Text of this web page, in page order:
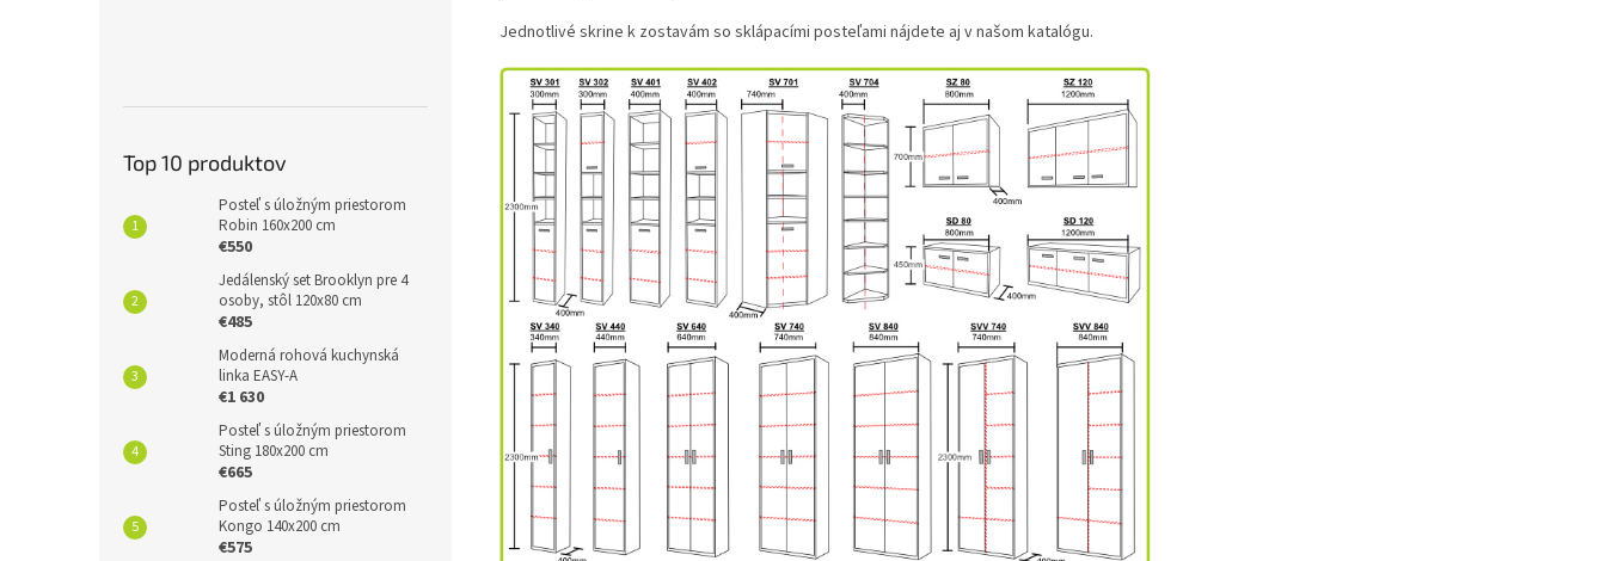
Top 10 produktov
Posteľ s úložným priestorom
Robin 160x200 cm
€550
Jedálenský set Brooklyn pre 4
osoby, stôl 120x80 cm
€485
Moderná rohová kuchynská
linka EASY-A
€1 630
Posteľ s úložným priestorom
Sting 180x200 cm
€665
Posteľ s úložným priestorom
Kongo 140x200 cm
€575
Jednotlivé skrine k zostavám so sklápacími posteľami nájdete aj v našom katalógu.